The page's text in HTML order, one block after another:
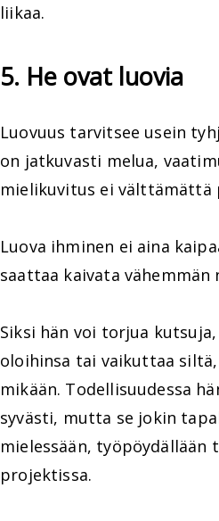
liikaa.
5. He ovat luovia
Luovuus tarvitsee usein
on jatkuvasti melua,
mielikuvitus ei välttämättä
Luova ihminen ei aina
saattaa kaivata vähemmän
Siksi hän voi torjua
oloihinsa tai vaikuttaa
mikään. Todellisuudessa
syvästi, mutta se jokin
mielessään, työpöydällään
projektissa.